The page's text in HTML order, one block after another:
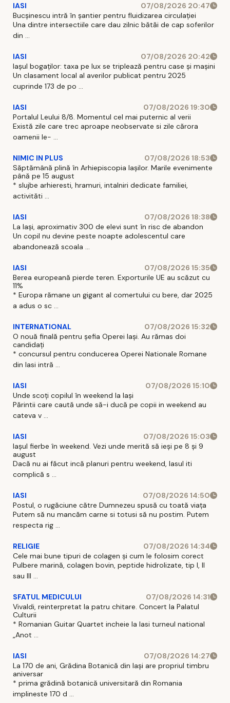
IASI
07/08/2026 20:47
Bucșinescu intră în șantier pentru fluidizarea circulației
Una dintre intersectiile care dau zilnic bătăi de cap soferilor
din ...
IASI
07/08/2026 20:42
Iașul bogaților: taxa pe lux se triplează pentru case și mașini
Un clasament local al averilor publicat pentru 2025
cuprinde 173 de po ...
IASI
07/08/2026 19:30
Portalul Leului 8/8. Momentul cel mai puternic al verii
Există zile care trec aproape neobservate si zile cărora
oamenii le- ...
NIMIC IN PLUS
07/08/2026 18:53
Săptămână plină în Arhiepiscopia Iașilor. Marile evenimente
până pe 15 august
* slujbe arhieresti, hramuri, intalniri dedicate familiei,
activităti ...
IASI
07/08/2026 18:38
La Iași, aproximativ 300 de elevi sunt în risc de abandon
Un copil nu devine peste noapte adolescentul care
abandonează scoala ...
IASI
07/08/2026 15:35
Berea europeană pierde teren. Exporturile UE au scăzut cu
11%
* Europa rămane un gigant al comertului cu bere, dar 2025
a adus o sc ...
INTERNATIONAL
07/08/2026 15:32
O nouă finală pentru șefia Operei Iași. Au rămas doi
candidați
* concursul pentru conducerea Operei Nationale Romane
din Iasi intră ...
IASI
07/08/2026 15:10
Unde scoți copilul în weekend la Iași
Părintii care caută unde să-i ducă pe copii in weekend au
cateva v ...
IASI
07/08/2026 15:03
Iașul fierbe în weekend. Vezi unde merită să ieși pe 8 și 9
august
Dacă nu ai făcut incă planuri pentru weekend, Iasul iti
complică s ...
IASI
07/08/2026 14:50
Postul, o rugăciune către Dumnezeu spusă cu toată viața
Putem să nu mancăm carne si totusi să nu postim. Putem
respecta rig ...
RELIGIE
07/08/2026 14:34
Cele mai bune tipuri de colagen și cum le folosim corect
Pulbere marină, colagen bovin, peptide hidrolizate, tip I, II
sau III ...
SFATUL MEDICULUI
07/08/2026 14:31
Vivaldi, reinterpretat la patru chitare. Concert la Palatul
Culturii
* Romanian Guitar Quartet incheie la Iasi turneul national
„Anot ...
IASI
07/08/2026 14:27
La 170 de ani, Grădina Botanică din Iași are propriul timbru
aniversar
* prima grădină botanică universitară din Romania
implineste 170 d ...